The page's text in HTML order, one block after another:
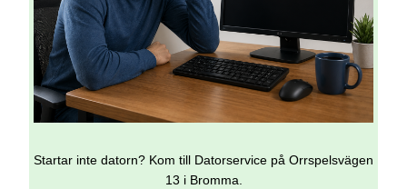
Startar inte datorn? Kom till Datorservice på Orrspelsvägen
13 i Bromma.